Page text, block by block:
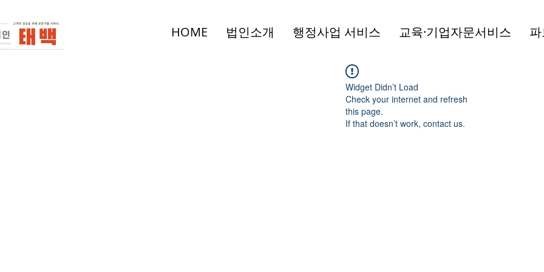
HOME 법인소개 행정사업 서비스 교육·기업자문서비스
Widget Didn’t Load
Check your internet and refresh
this page.
If that doesn’t work, contact us.